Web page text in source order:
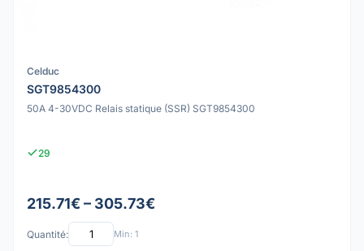
Celduc
SGT9854300
50A 4-30VDC Relais statique (SSR) SGT9854300
29
215.71€ – 305.73€
Quantité: Min: 1